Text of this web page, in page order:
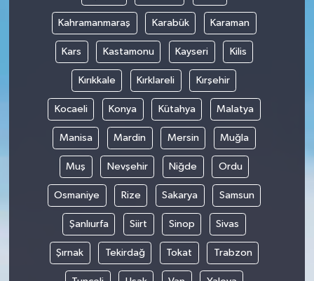
Kahramanmaraş Karabük Karaman
Kars Kastamonu Kayseri Kilis
Kırıkkale Kırklareli Kırşehir
Kocaeli Konya Kütahya Malatya
Manisa Mardin Mersin Muğla
Muş Nevşehir Niğde Ordu
Osmaniye Rize Sakarya Samsun
Şanlıurfa Siirt Sinop Sivas
Şırnak Tekirdağ Tokat Trabzon